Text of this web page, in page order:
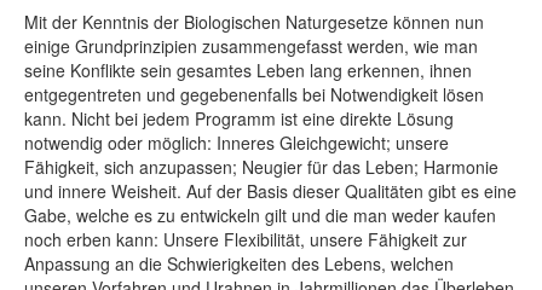
Mit der Kenntnis der Biologischen Naturgesetze können nun
einige Grundprinzipien zusammengefasst werden, wie man
seine Konflikte sein gesamtes Leben lang erkennen, ihnen
entgegentreten und gegebenenfalls bei Notwendigkeit lösen
kann. Nicht bei jedem Programm ist eine direkte Lösung
notwendig oder möglich: Inneres Gleichgewicht; unsere
Fähigkeit, sich anzupassen; Neugier für das Leben; Harmonie
und innere Weisheit. Auf der Basis dieser Qualitäten gibt es eine
Gabe, welche es zu entwickeln gilt und die man weder kaufen
noch erben kann: Unsere Flexibilität, unsere Fähigkeit zur
Anpassung an die Schwierigkeiten des Lebens, welchen